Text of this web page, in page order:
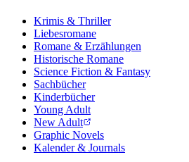
Krimis & Thriller
Liebesromane
Romane & Erzählungen
Historische Romane
Science Fiction & Fantasy
Sachbücher
Kinderbücher
Young Adult
New Adult
Graphic Novels
Kalender & Journals